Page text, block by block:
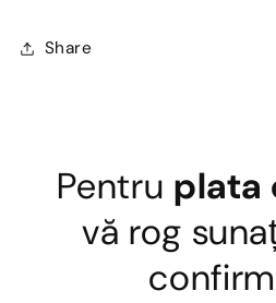
Share
Pentru plata
vă rog